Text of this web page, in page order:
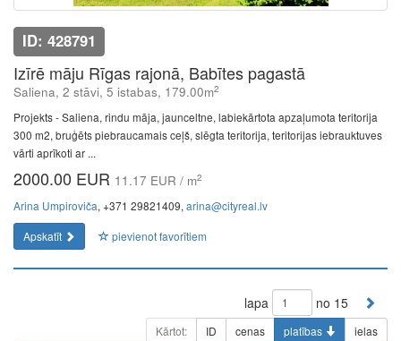
ID: 428791
Izīrē māju Rīgas rajonā, Babītes pagastā
Saliena, 2 stāvi, 5 istabas, 179.00m2
Projekts - Saliena, rindu māja, jaunceltne, labiekārtota apzaļumota teritorija
300 m2, bruģēts piebraucamais ceļš, slēgta teritorija, teritorijas iebrauktuves
vārti aprīkoti ar ...
2000.00 EUR 11.17 EUR / m2
Arina Umpiroviča, +371 29821409, arina@cityreal.lv
Apskatīt
pievienot favorītiem
lapa no 15
Kārtot: ID cenas platības ielas